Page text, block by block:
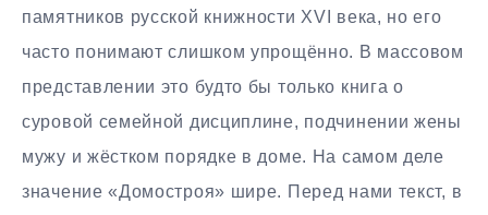
памятников русской книжности XVI века, но его
часто понимают слишком упрощённо. В массовом
представлении это будто бы только книга о
суровой семейной дисциплине, подчинении жены
мужу и жёстком порядке в доме. На самом деле
значение «Домостроя» шире. Перед нами текст, в